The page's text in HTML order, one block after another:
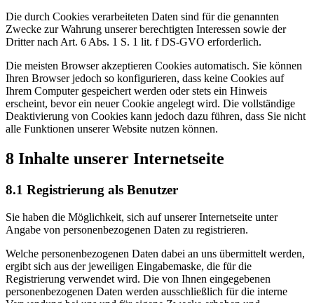
Die durch Cookies verarbeiteten Daten sind für die genannten
Zwecke zur Wahrung unserer berechtigten Interessen sowie der
Dritter nach Art. 6 Abs. 1 S. 1 lit. f DS-GVO erforderlich.
Die meisten Browser akzeptieren Cookies automatisch. Sie können
Ihren Browser jedoch so konfigurieren, dass keine Cookies auf
Ihrem Computer gespeichert werden oder stets ein Hinweis
erscheint, bevor ein neuer Cookie angelegt wird. Die vollständige
Deaktivierung von Cookies kann jedoch dazu führen, dass Sie nicht
alle Funktionen unserer Website nutzen können.
8 Inhalte unserer Internetseite
8.1 Registrierung als Benutzer
Sie haben die Möglichkeit, sich auf unserer Internetseite unter
Angabe von personenbezogenen Daten zu registrieren.
Welche personenbezogenen Daten dabei an uns übermittelt werden,
ergibt sich aus der jeweiligen Eingabemaske, die für die
Registrierung verwendet wird. Die von Ihnen eingegebenen
personenbezogenen Daten werden ausschließlich für die interne